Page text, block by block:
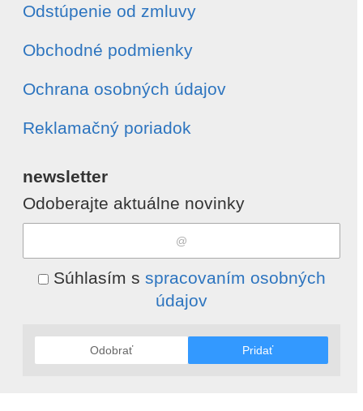
Odstúpenie od zmluvy
Obchodné podmienky
Ochrana osobných údajov
Reklamačný poriadok
newsletter
Odoberajte aktuálne novinky
Súhlasím s spracovaním osobných
údajov
Odobrať Pridať